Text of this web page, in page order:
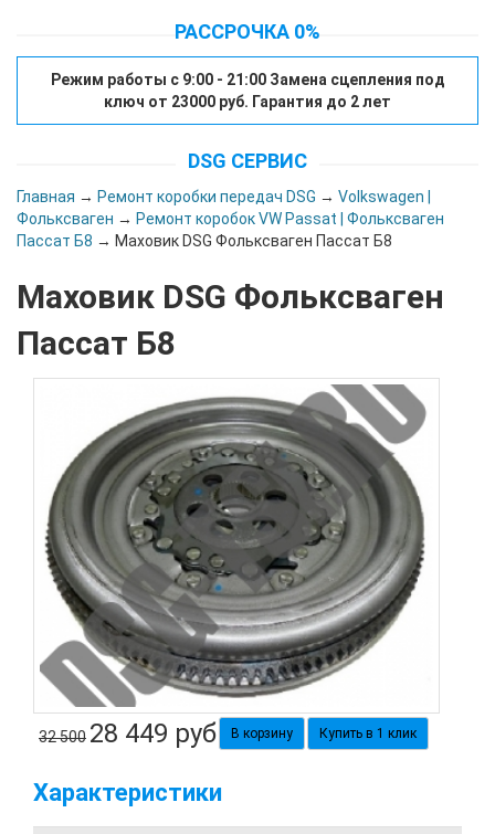
РАССРОЧКА 0%
Режим работы с 9:00 - 21:00 Замена сцепления под
ключ от 23000 руб. Гарантия до 2 лет
DSG СЕРВИС
Главная → Ремонт коробки передач DSG → Volkswagen |
Фольксваген → Ремонт коробок VW Passat | Фольксваген
Пассат Б8 → Маховик DSG Фольксваген Пассат Б8
Маховик DSG Фольксваген
Пассат Б8
32 500 28 449 руб Купить в 1 клик
Характеристики